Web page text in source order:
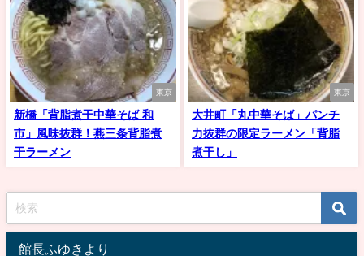
東京
新橋「背脂煮干中華そば 和
市」風味抜群！燕三条背脂煮
干ラーメン
東京
大井町「丸中華そば」パンチ
力抜群の限定ラーメン「背脂
煮干し」
館長ふゆきより